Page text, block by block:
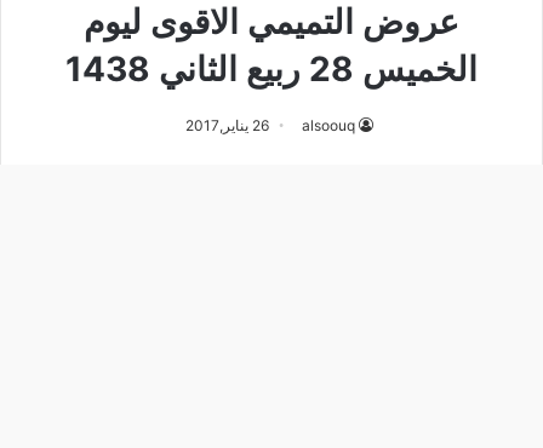
عروض التميمي الاقوى ليوم
الخميس 28 ربيع الثاني 1438
alsoouq 26 يناير,2017